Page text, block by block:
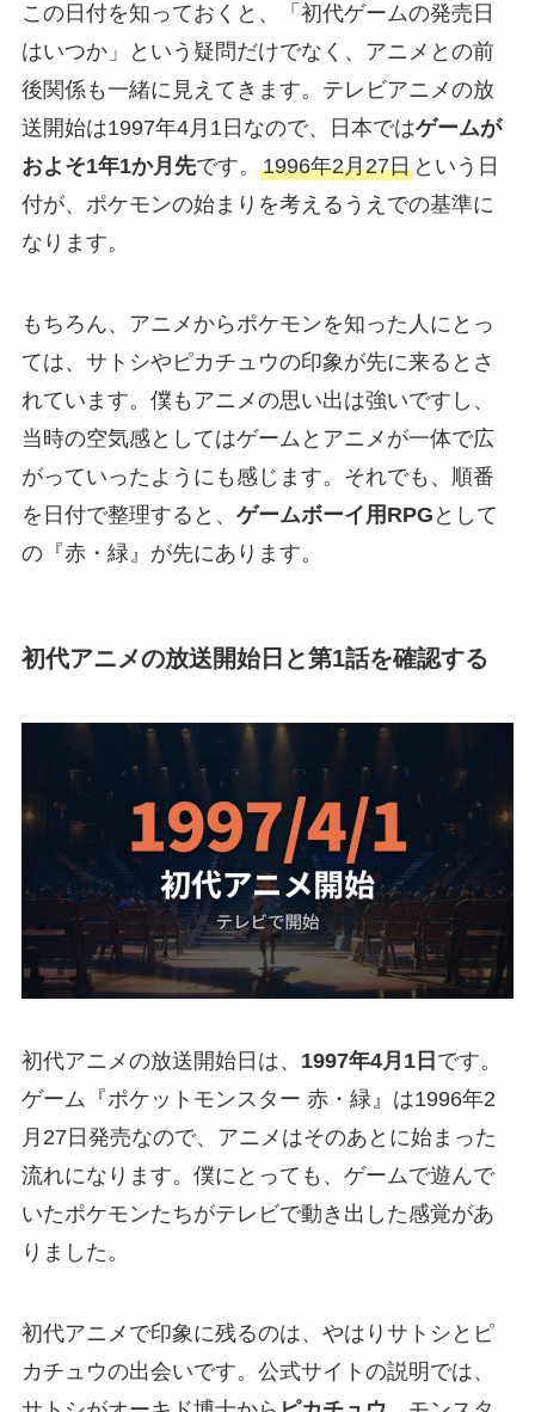
この日付を知っておくと、「初代ゲームの発売日
はいつか」という疑問だけでなく、アニメとの前
後関係も一緒に見えてきます。テレビアニメの放
送開始は1997年4月1日なので、日本ではゲームが
およそ1年1か月先です。 1996年2月27日という日
付が、ポケモンの始まりを考えるうえでの基準に
なります。
もちろん、アニメからポケモンを知った人にとっ
ては、サトシやピカチュウの印象が先に来るとさ
れています。僕もアニメの思い出は強いですし、
当時の空気感としてはゲームとアニメが一体で広
がっていったようにも感じます。それでも、順番
を日付で整理すると、 ゲームボーイ用RPG として
の『赤・緑』が先にあります。
初代アニメの放送開始日と第1話を確認する
初代アニメの放送開始日は、 1997年4月1日 です。
ゲーム『ポケットモンスター 赤・緑』は1996年2
月27日発売なので、アニメはそのあとに始まった
流れになります。僕にとっても、ゲームで遊んで
いたポケモンたちがテレビで動き出した感覚があ
りました。
初代アニメで印象に残るのは、やはりサトシとピ
カチュウの出会いです。公式サイトの説明では、